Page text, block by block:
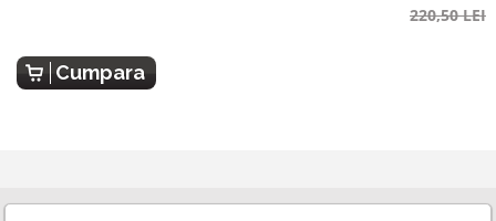
220,50 LEI
Cumpara